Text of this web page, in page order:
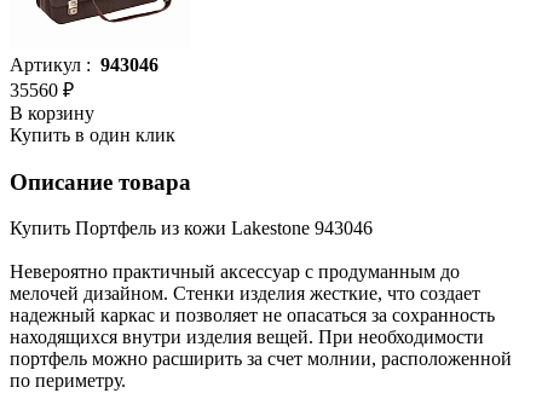
Артикул : 943046
35560 ₽
В корзину
Купить в один клик
Описание товара
Купить Портфель из кожи Lakestone 943046
Невероятно практичный аксессуар с продуманным до
мелочей дизайном. Стенки изделия жесткие, что создает
надежный каркас и позволяет не опасаться за сохранность
находящихся внутри изделия вещей. При необходимости
портфель можно расширить за счет молнии, расположенной
по периметру.